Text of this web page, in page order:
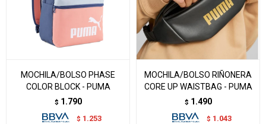
MOCHILA/BOLSO PHASE
COLOR BLOCK - PUMA
$ 1.790
$ 1.253
MOCHILA/BOLSO RIÑONERA
CORE UP WAISTBAG - PUMA
$ 1.490
$ 1.043